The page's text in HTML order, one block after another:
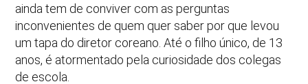
ainda tem de conviver com as perguntas
inconvenientes de quem quer saber por que levou
um tapa do diretor coreano. Até o filho único, de 13
anos, é atormentado pela curiosidade dos colegas
de escola.